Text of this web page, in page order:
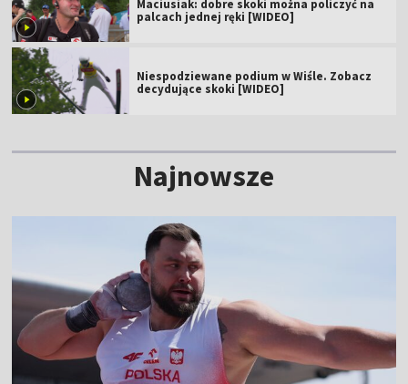
Maciusiak: dobre skoki można policzyć na
palcach jednej ręki [WIDEO]
Niespodziewane podium w Wiśle. Zobacz
decydujące skoki [WIDEO]
Najnowsze